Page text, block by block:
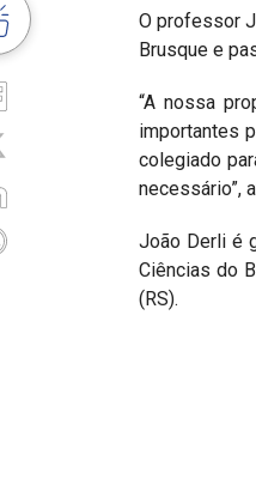
O professor
Brusque e
“A nossa
importantes
colegiado
necessário”,
João Derli é
Ciências do
(RS).